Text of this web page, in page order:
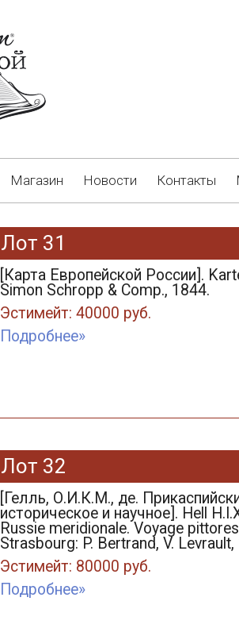
Магазин Новости Контакты
Лот 31
[Карта Европейской России].
Simon Schropp & Comp., 1844.
Эстимейт: 40000 руб.
Подробнее»
Лот 32
[Гелль, О.И.К.М., де.
историческое и научное]. Hell
Russie meridionale. Voyage
Strasbourg: P. Bertrand, V. Levrault,
Эстимейт: 80000 руб.
Подробнее»